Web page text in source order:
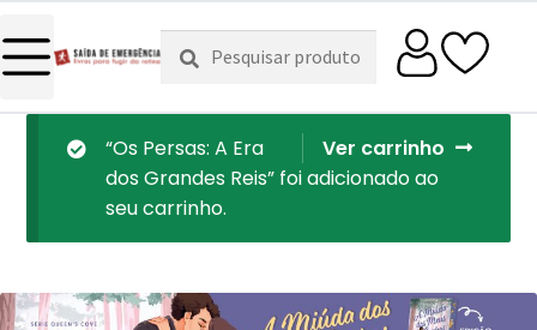
Pesquisar
por:
Pesquisa
Ver carrinho
“Os Persas: A Era
dos Grandes Reis” foi adicionado ao
seu carrinho.